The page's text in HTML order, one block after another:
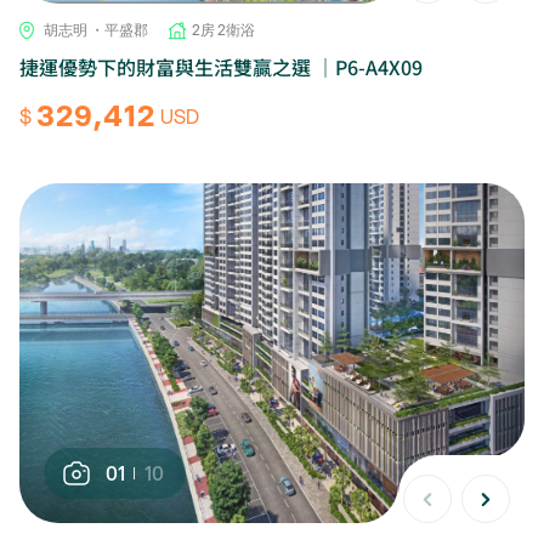
胡志明 ・平盛郡 2房 2衛浴
捷運優勢下的財富與生活雙贏之選 ｜P6-A4X09
$ 329,412 USD
01 10